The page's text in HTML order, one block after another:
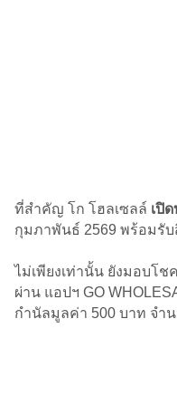
ที่สำคัญ โก โฮลเซลล์ เปิ
กุมภาพันธ์ 2569 พร้อมรั
ไม่เพียงเท่านั้น ยังมอบโ
ผ่าน แอปฯ GO
กำนัลมูลค่า 500 บาท จำ